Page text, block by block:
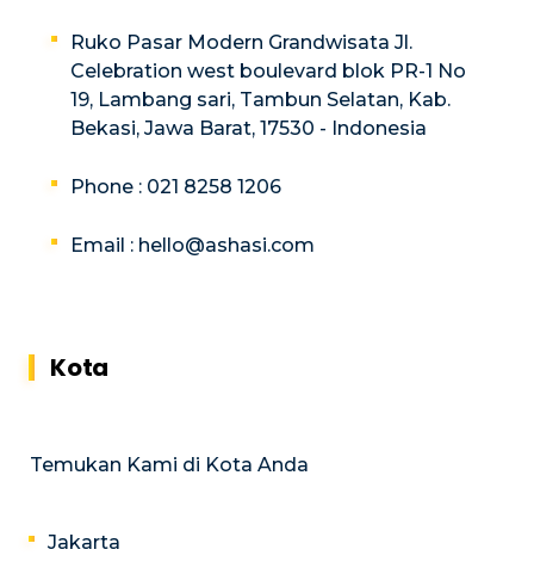
Ruko Pasar Modern Grandwisata Jl.
Celebration west boulevard blok PR-1 No
19, Lambang sari, Tambun Selatan, Kab.
Bekasi, Jawa Barat, 17530 - Indonesia
Phone : 021 8258 1206
Email : hello@ashasi.com
Kota
Temukan Kami di Kota Anda
Jakarta